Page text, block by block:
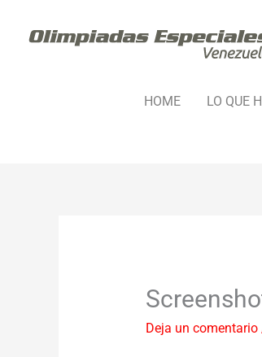
HOME LO QUE
Deja un comentario